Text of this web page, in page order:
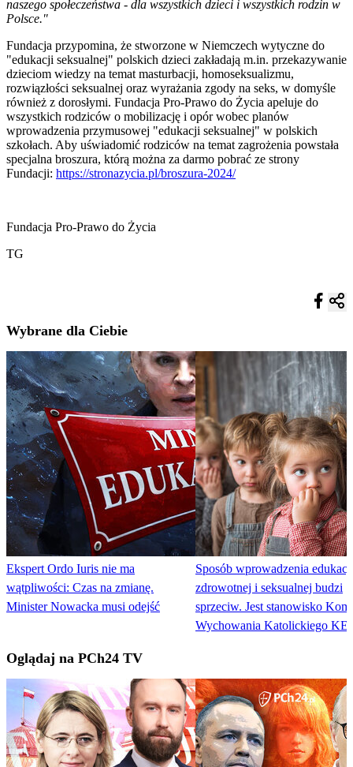
naszego społeczeństwa - dla wszystkich dzieci i wszystkich rodzin w
Polsce."
Fundacja przypomina, że stworzone w Niemczech wytyczne do
"edukacji seksualnej" polskich dzieci zakładają m.in. przekazywanie
dzieciom wiedzy na temat masturbacji, homoseksualizmu,
rozwiązłości seksualnej oraz wyrażania zgody na seks, w domyśle
również z dorosłymi. Fundacja Pro-Prawo do Życia apeluje do
wszystkich rodziców o mobilizację i opór wobec planów
wprowadzenia przymusowej "edukacji seksualnej" w polskich
szkołach. Aby uświadomić rodziców na temat zagrożenia powstała
specjalna broszura, którą można za darmo pobrać ze strony
Fundacji: https://stronazycia.pl/broszura-2024/
Fundacja Pro-Prawo do Życia
TG
Wybrane dla Ciebie
Ekspert Ordo Iuris nie ma
wątpliwości: Czas na zmianę.
Minister Nowacka musi odejść
Sposób wprowadzenia edukacji
zdrowotnej i seksualnej budzi
sprzeciw. Jest stanowisko
Wychowania Katolickiego
Oglądaj na PCh24 TV